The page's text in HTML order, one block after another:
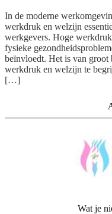
In de moderne
werkdruk en welzijn
werkgevers. Hoge
fysieke
beïnvloedt. Het is van groot
werkdruk en welzijn te
[…]
Wat je